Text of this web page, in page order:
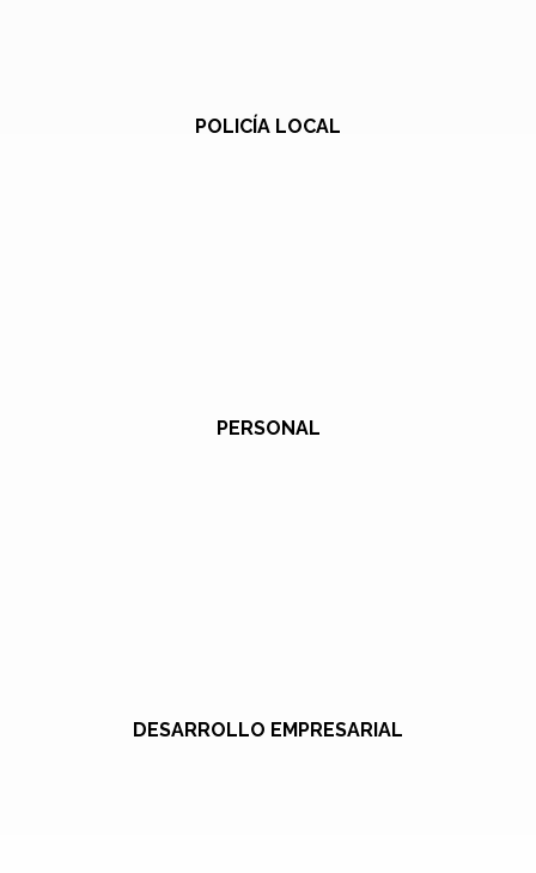
POLICÍA LOCAL
PERSONAL
DESARROLLO EMPRESARIAL